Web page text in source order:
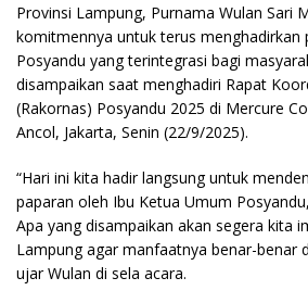
Provinsi Lampung, Purnama Wulan Sari
komitmennya untuk terus menghadirkan
Posyandu yang terintegrasi bagi
disampaikan saat menghadiri Rapat
(Rakornas) Posyandu 2025 di Mercure
Ancol, Jakarta, Senin (22/9/2025).
“Hari ini kita hadir langsung untuk
paparan oleh Ibu Ketua Umum
Apa yang disampaikan akan segera kita
Lampung agar manfaatnya benar-benar
ujar Wulan di sela acara.